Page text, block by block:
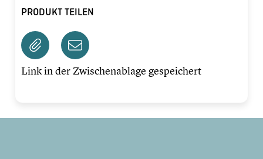
PRODUKT TEILEN
Link in der Zwischenablage gespeichert